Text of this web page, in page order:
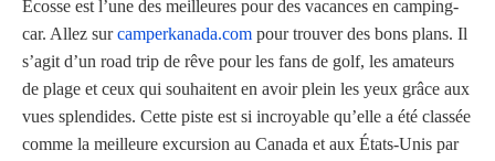
Écosse est l’une des meilleures pour des vacances en camping-
car. Allez surcamperkanada.com pour trouver des bons plans. Il
s’agit d’un road trip de rêve pour les fans de golf, les amateurs
de plage et ceux qui souhaitent en avoir plein les yeux grâce aux
vues splendides. Cette piste est si incroyable qu’elle a été classée
comme la meilleure excursion au Canada et aux États-Unis par